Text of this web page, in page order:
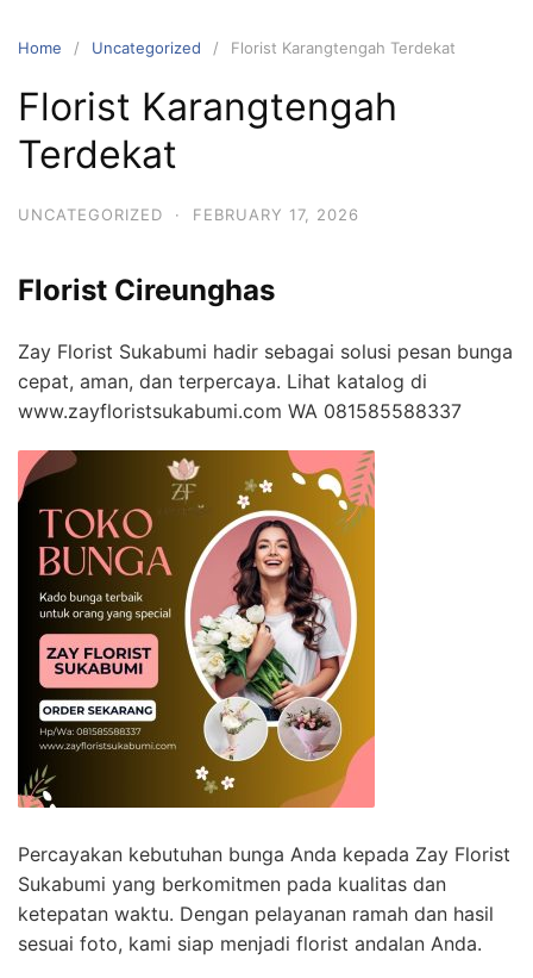
Home Uncategorized Florist Karangtengah Terdekat
Florist Karangtengah
Terdekat
UNCATEGORIZED · FEBRUARY 17, 2026
Florist Cireunghas
Zay Florist Sukabumi hadir sebagai solusi pesan bunga
cepat, aman, dan terpercaya. Lihat katalog di
www.zayfloristsukabumi.com WA 081585588337
Percayakan kebutuhan bunga Anda kepada Zay Florist
Sukabumi yang berkomitmen pada kualitas dan
ketepatan waktu. Dengan pelayanan ramah dan hasil
sesuai foto, kami siap menjadi florist andalan Anda.